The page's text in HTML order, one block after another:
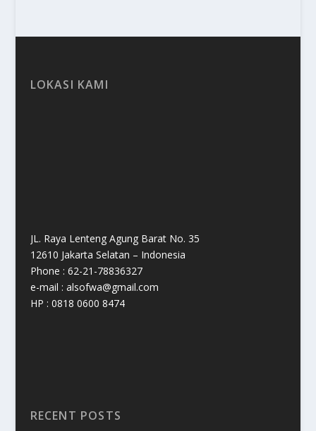
LOKASI KAMI
JL. Raya Lenteng Agung Barat No. 35
12610 Jakarta Selatan – Indonesia
Phone : 62-21-78836327
e-mail : alsofwa@gmail.com
HP : 0818 0600 8474
RECENT POSTS